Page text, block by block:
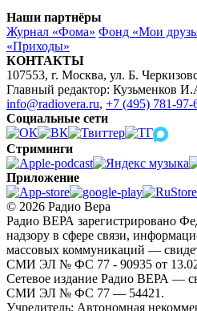
Наши партнёры
Журнал «Фома» Фонд «Мои
«Приходы»
КОНТАКТЫ
107553, г. Москва, ул. Б.
Главный редактор: Кузьменков
info@radiovera.ru, +7 (495) 781-97-
Социальные сети
Стриминги
Приложение
© 2026 Радио Вера
Радио ВЕРА зарегистрировано
надзору в сфере связи,
массовых коммуникаций —
СМИ ЭЛ № ФС 77 - 90935 от
Сетевое издание Радио ВЕРА —
СМИ ЭЛ № ФС 77 — 54421.
Учредитель: Автономная